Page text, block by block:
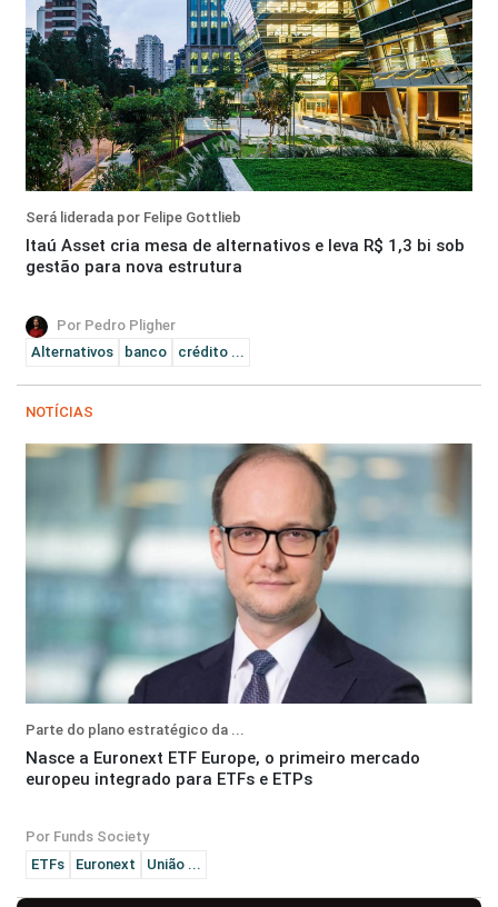
Será liderada por Felipe Gottlieb
Itaú Asset cria mesa de alternativos e leva R$ 1,3 bi sob
gestão para nova estrutura
Por Pedro Pligher
Alternativos
banco crédito ...
NOTÍCIAS
Parte do plano estratégico da ...
Nasce a Euronext ETF Europe, o primeiro mercado
europeu integrado para ETFs e ETPs
Por Funds Society
ETFs
Euronext União ...